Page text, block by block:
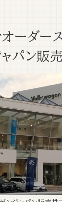
ーダー
ャパン販